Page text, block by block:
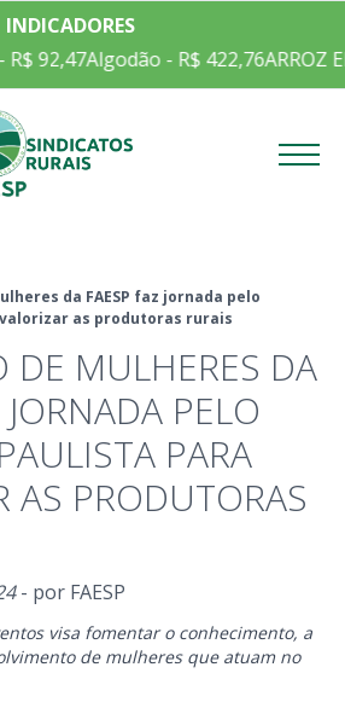
INDICADORES
Algodão - R$ 422,76ARROZ EM CASCA
da FAESP faz jornada pelo
as produtoras rurais
DE MULHERES DA
PELO
PARA
AS PRODUTORAS
- por FAESP
visa fomentar o conhecimento, a
de mulheres que atuam no